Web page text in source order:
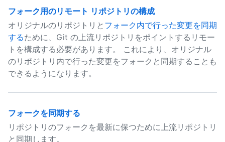
フォーク用のリモート リポジトリの構成
オリジナルのリポジトリと フォーク内で行った変更を同期
するために、Git の上流リポジトリをポイントするリモー
トを構成する必要があります。 これにより、オリジナル
のリポジトリ内で行った変更をフォークと同期することも
できるようになります。
フォークを同期する
リポジトリのフォークを最新に保つために上流リポジトリ
と同期します。